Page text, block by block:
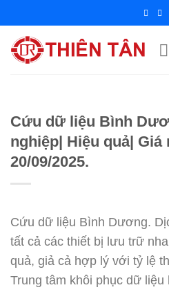
đến
nội
dung
Cứu dữ liệu Bình
nghiệp| Hiệu quả| Giá
20/09/2025.
Cứu dữ liệu Bình Dương.
tất cả các thiết bị lưu trữ
quả, giả cả hợp lý với tỷ lệ
Trung tâm khôi phục dữ liệu